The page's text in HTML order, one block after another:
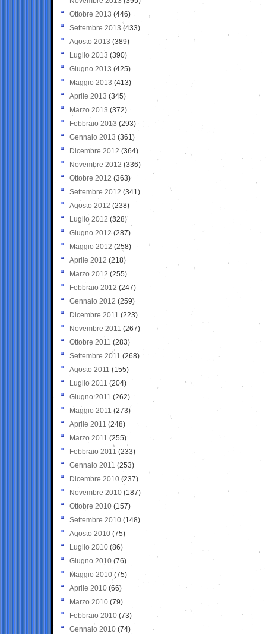
Ottobre 2013 (446)
Settembre 2013 (433)
Agosto 2013 (389)
Luglio 2013 (390)
Giugno 2013 (425)
Maggio 2013 (413)
Aprile 2013 (345)
Marzo 2013 (372)
Febbraio 2013 (293)
Gennaio 2013 (361)
Dicembre 2012 (364)
Novembre 2012 (336)
Ottobre 2012 (363)
Settembre 2012 (341)
Agosto 2012 (238)
Luglio 2012 (328)
Giugno 2012 (287)
Maggio 2012 (258)
Aprile 2012 (218)
Marzo 2012 (255)
Febbraio 2012 (247)
Gennaio 2012 (259)
Dicembre 2011 (223)
Novembre 2011 (267)
Ottobre 2011 (283)
Settembre 2011 (268)
Agosto 2011 (155)
Luglio 2011 (204)
Giugno 2011 (262)
Maggio 2011 (273)
Aprile 2011 (248)
Marzo 2011 (255)
Febbraio 2011 (233)
Gennaio 2011 (253)
Dicembre 2010 (237)
Novembre 2010 (187)
Ottobre 2010 (157)
Settembre 2010 (148)
Agosto 2010 (75)
Luglio 2010 (86)
Giugno 2010 (76)
Maggio 2010 (75)
Aprile 2010 (66)
Marzo 2010 (79)
Febbraio 2010 (73)
Gennaio 2010 (74)